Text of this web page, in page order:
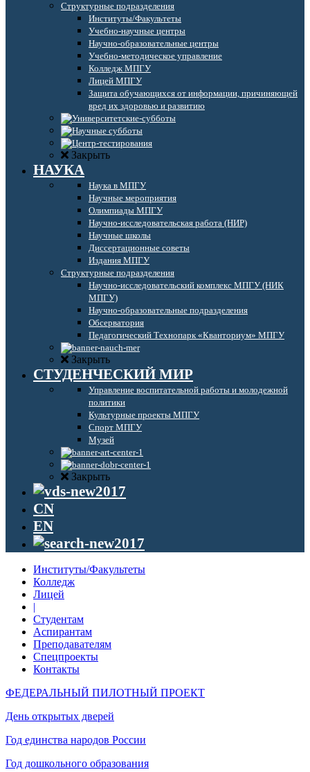
Структурные подразделения
Институты/Факультеты
Учебно-научные центры
Научно-образовательные центры
Учебно-методическое управление
Колледж МПГУ
Лицей МПГУ
Защита обучающихся от информации, причиняющей
вред их здоровью и развитию
Закрыть
НАУКА
Наука в МПГУ
Научные мероприятия
Олимпиады МПГУ
Научно-исследовательская работа (НИР)
Научные школы
Диссертационные советы
Издания МПГУ
Структурные подразделения
Научно-исследовательский комплекс МПГУ (НИК
МПГУ)
Научно-образовательные подразделения
Обсерватория
Педагогический Технопарк «Кванториум» МПГУ
Закрыть
СТУДЕНЧЕСКИЙ МИР
Управление воспитательной работы и молодежной
политики
Культурные проекты МПГУ
Спорт МПГУ
Музей
Закрыть
CN
EN
Институты/Факультеты
Колледж
Лицей
|
Студентам
Аспирантам
Преподавателям
Спецпроекты
Контакты
ФЕДЕРАЛЬНЫЙ ПИЛОТНЫЙ ПРОЕКТ
День открытых дверей
Год единства народов России
Год дошкольного образования